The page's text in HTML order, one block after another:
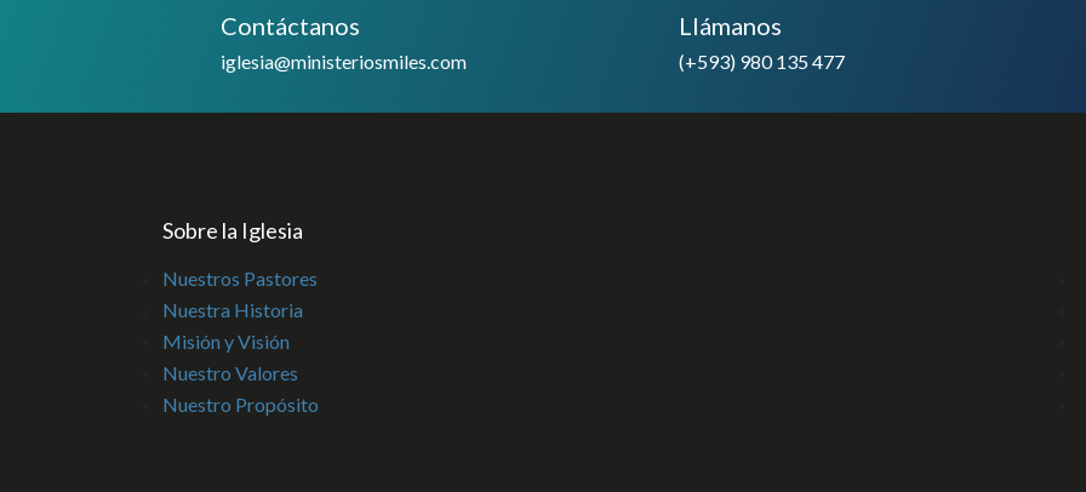
Contáctanos
iglesia@ministeriosmiles.com
Llámanos
(+593) 980 135 477
Sobre la Iglesia
Nuestros Pastores
Nuestra Historia
Misión y Visión
Nuestro Valores
Nuestro Propósito